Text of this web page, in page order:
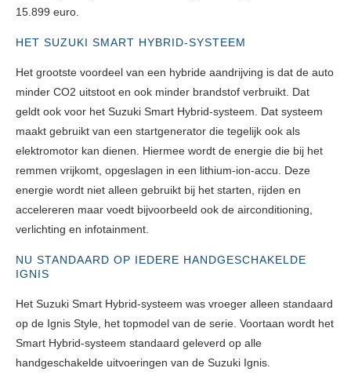
15.899 euro.
HET SUZUKI SMART HYBRID-SYSTEEM
Het grootste voordeel van een hybride aandrijving is dat de auto
minder CO2 uitstoot en ook minder brandstof verbruikt. Dat
geldt ook voor het Suzuki Smart Hybrid-systeem. Dat systeem
maakt gebruikt van een startgenerator die tegelijk ook als
elektromotor kan dienen. Hiermee wordt de energie die bij het
remmen vrijkomt, opgeslagen in een lithium-ion-accu. Deze
energie wordt niet alleen gebruikt bij het starten, rijden en
accelereren maar voedt bijvoorbeeld ook de airconditioning,
verlichting en infotainment.
NU STANDAARD OP IEDERE HANDGESCHAKELDE
IGNIS
Het Suzuki Smart Hybrid-systeem was vroeger alleen standaard
op de Ignis Style, het topmodel van de serie. Voortaan wordt het
Smart Hybrid-systeem standaard geleverd op alle
handgeschakelde uitvoeringen van de Suzuki Ignis.